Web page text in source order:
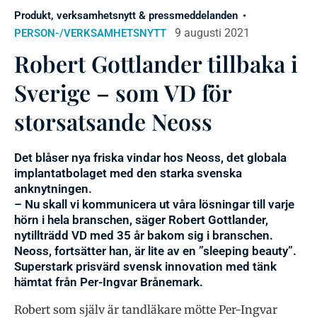
Produkt, verksamhetsnytt & pressmeddelanden
PERSON-/VERKSAMHETSNYTT
9 augusti 2021
Robert Gottlander tillbaka i
Sverige – som VD för
storsatsande Neoss
Det blåser nya friska vindar hos Neoss, det globala
implantatbolaget med den starka svenska
anknytningen.
– Nu skall vi kommunicera ut våra lösningar till varje
hörn i hela branschen, säger Robert Gottlander,
nytillträdd VD med 35 år bakom sig i branschen.
Neoss, fortsätter han, är lite av en ”sleeping beauty”.
Superstark prisvärd svensk innovation med tänk
hämtat från Per-Ingvar Brånemark.
Robert som själv är tandläkare mötte Per-Ingvar